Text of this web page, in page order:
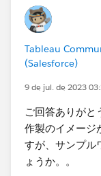
<時間帯の枠>
<データソース>
リレーション
も引っかかって
Tableau
(Salesforce)
9 de jul. de 2023
ご回答ありがと
作製のイメージ
すが、サンプル
ょうか。。